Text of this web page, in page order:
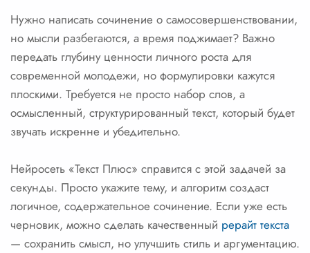
Нужно написать сочинение о самосовершенствовании,
но мысли разбегаются, а время поджимает? Важно
передать глубину ценности личного роста для
современной молодежи, но формулировки кажутся
плоскими. Требуется не просто набор слов, а
осмысленный, структурированный текст, который будет
звучать искренне и убедительно.
Нейросеть «Текст Плюс» справится с этой задачей за
секунды. Просто укажите тему, и алгоритм создаст
логичное, содержательное сочинение. Если уже есть
черновик, можно сделать качественный рерайт текста
— сохранить смысл, но улучшить стиль и аргументацию.